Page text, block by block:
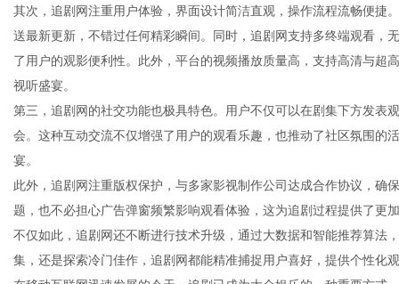
其次，追剧网注重用户体验，界面设计简洁直观，操作流程流畅便捷
送最新更新，不错过任何精彩瞬间。同时，追剧网支持多终端观看，
了用户的观影便利性。此外，平台的视频播放质量高，支持高清与超
视听盛宴。
第三，追剧网的社交功能也极具特色。用户不仅可以在剧集下方发表
会。这种互动交流不仅增强了用户的观看乐趣，也推动了社区氛围的
宴。
此外，追剧网注重版权保护，与多家影视制作公司达成合作协议，确
题，也不必担心广告弹窗频繁影响观看体验，这为追剧过程提供了更
不仅如此，追剧网还不断进行技术升级，通过大数据和智能推荐算法
集，还是探索冷门佳作，追剧网都能精准捕捉用户喜好，提供个性化